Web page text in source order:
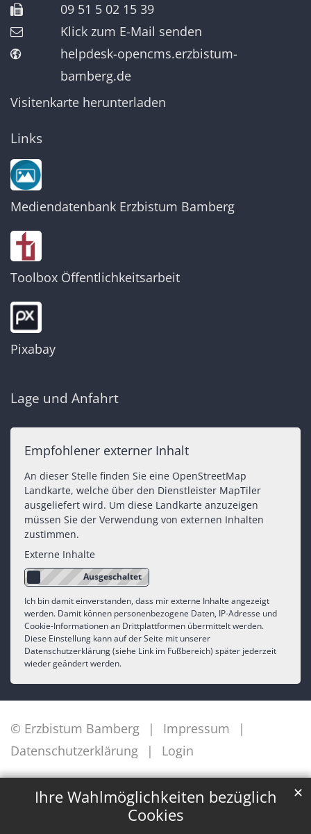
Ihre Wahlmöglichkeiten bezüglich
Cookies
✕
09 51 5 02 15 39
Klick zum E-Mail senden
helpdesk-opencms.erzbistum-
bamberg.de
Visitenkarte herunterladen
Links
Mediendatenbank Erzbistum Bamberg
Toolbox Öffentlichkeitsarbeit
Pixabay
Lage und Anfahrt
Empfohlener externer Inhalt
An dieser Stelle finden Sie eine OpenStreetMap
Landkarte, welche über den Dienstleister MapTiler
ausgeliefert wird. Um diese Landkarte anzuzeigen
müssen Sie der Verwendung von externen Inhalten
zustimmen.
Externe Inhalte
Ich bin damit einverstanden, dass mir externe Inhalte angezeigt
werden. Damit können personenbezogene Daten, IP-Adresse und
Cookie-Informationen an Drittplattformen übermittelt werden.
Diese Einstellung kann auf der Seite mit unserer
Datenschutzerklärung (siehe Link im Fußbereich) später jederzeit
wieder geändert werden.
© Erzbistum Bamberg
Impressum
Datenschutzerklärung
Login